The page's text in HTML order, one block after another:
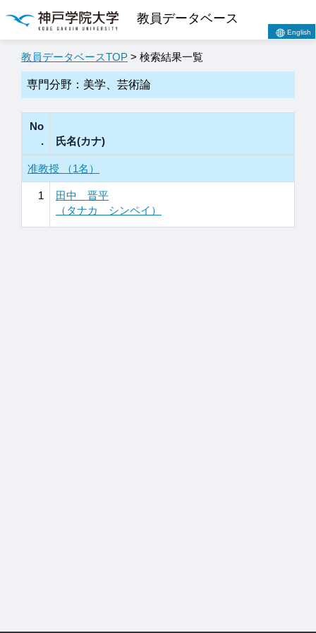
教員データベース
English
教員データベースTOP > 検索結果一覧
専門分野：美学、芸術論
No
.
氏名(カナ)
准教授 （1名）
1
田中 晋平
（タナカ シンペイ）